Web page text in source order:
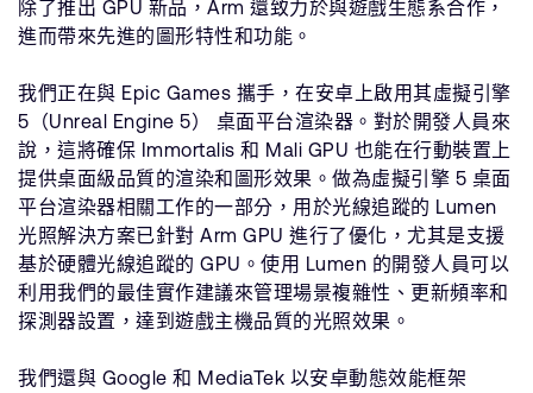
除了推出 GPU 新品，Arm 還致力於與遊戲生態系合作，
進而帶來先進的圖形特性和功能。
我們正在與 Epic Games 攜手，在安卓上啟用其虛擬引擎
5（Unreal Engine 5） 桌面平台渲染器。對於開發人員來
說，這將確保 Immortalis 和 Mali GPU 也能在行動裝置上
提供桌面級品質的渲染和圖形效果。做為虛擬引擎 5 桌面
平台渲染器相關工作的一部分，用於光線追蹤的 Lumen
光照解決方案已針對 Arm GPU 進行了優化，尤其是支援
基於硬體光線追蹤的 GPU。使用 Lumen 的開發人員可以
利用我們的最佳實作建議來管理場景複雜性、更新頻率和
探測器設置，達到遊戲主機品質的光照效果。
我們還與 Google 和 MediaTek 以安卓動態效能框架